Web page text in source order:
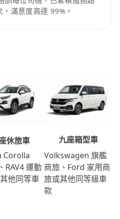
滿意度高達 99%。
休旅車
Corolla
RAV4 運動
他同等車
九座箱型車
Volkswagen 旗艦
商旅、Ford 家用商
旅或其他同等級車
款